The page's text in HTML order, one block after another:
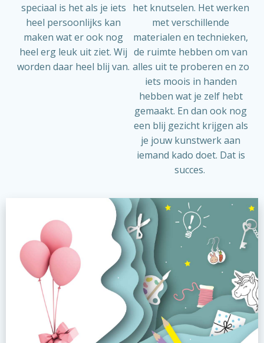
speciaal is het als je iets
heel persoonlijks kan
maken wat er ook nog
heel erg leuk uit ziet. Wij
worden daar heel blij van.
het knutselen. Het werken
met verschillende
materialen en technieken,
de ruimte hebben om van
alles uit te proberen en zo
iets moois in handen
hebben wat je zelf hebt
gemaakt. En dan ook nog
een blij gezicht krijgen als
je jouw kunstwerk aan
iemand kado doet. Dat is
succes.